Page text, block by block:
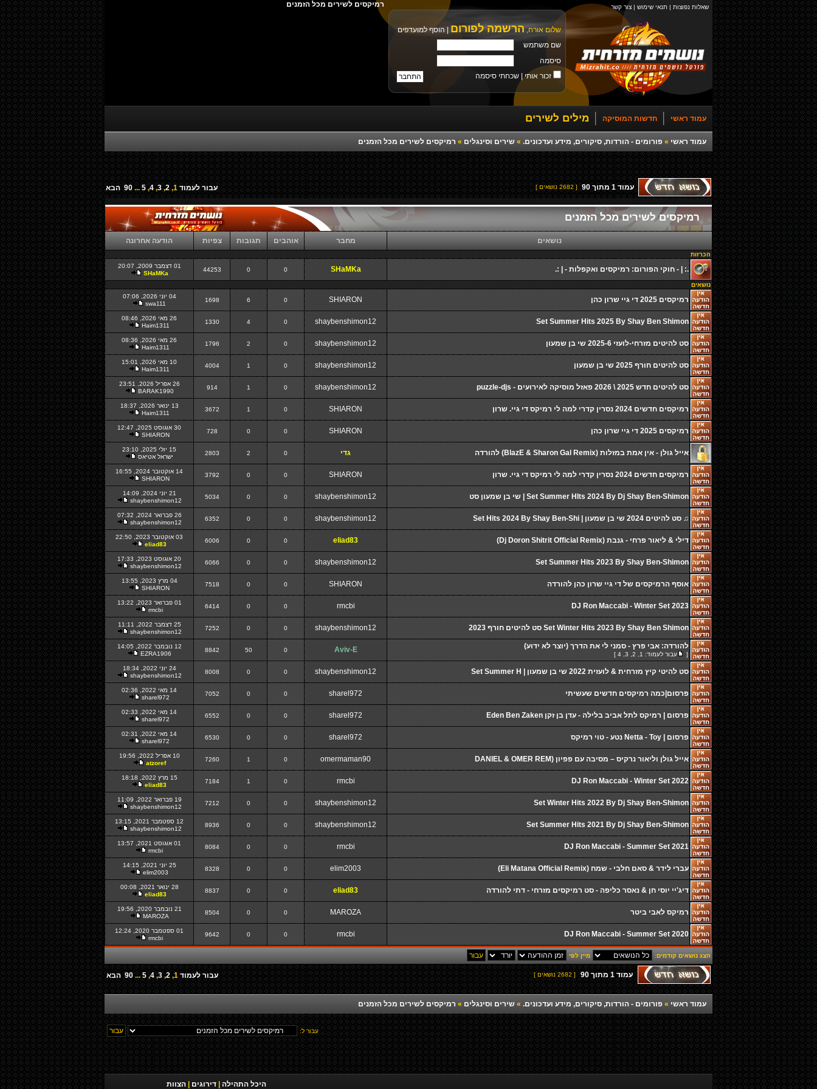
שאלות נפוצות | תנאי שימוש | צור קשר
שלום אורח, הרשמה לפורום
הוסף למועדפים
שם משתמש
סיסמה
זכור אותי |שכחתי סיסמה
רמיקסים לשירים מכל הזמנים
עמוד ראשי חדשות המוסיקה מילים לשירים
עמוד ראשי » פורומים - הורדות, סיקורים, מידע ועדכונים. » שירים וסינגלים » רמיקסים לשירים מכל הזמנים
עמוד 1 מתוך 90 [ 2682 נושאים ] עבור לעמוד 1
,
2
,
3
,
4
,
5
...
90 הבא
רמיקסים לשירים מכל הזמנים
נושאים מחבר אוהבים תגובות צפיות הודעה אחרונה
הכרזות
.: | - חוקי הפורום: רמיקסים ואקפלות - | :. SHaMKa
0
0
44253
01 דצמבר 2009, 20:07
SHaMKa
נושאים
רמיקסים 2025 די גיי שרון כהן SHIARON
0
6
1698
04 יוני 2026, 07:06
swa111
Set Summer Hits 2025 By Shay Ben Shimon
shaybenshimon12
0
4
1330
26 מאי 2026, 08:46
Haim1311
סט להיטים מזרחי-לועזי 2025-6 שי בן שמעון shaybenshimon12
0
2
1796
26 מאי 2026, 08:36
Haim1311
סט להיטים חורף 2025 שי בן שמעון shaybenshimon12
0
1
4004
10 מאי 2026, 15:01
Haim1311
סט להיטים חדש 2025 \ 2026 פאזל מוסיקה לאירועים - puzzle-djs shaybenshimon12
0
1
914
26 אפריל 2026, 23:51
BARAK1990
רמיקסים חדשים 2024 נסרין קדרי למה לי רמיקס די גיי. שרון SHIARON
0
1
3672
13 ינואר 2026, 18:37
Haim1311
רמיקסים 2025 די גיי שרון כהן SHIARON
0
0
728
30 אוגוסט 2025, 12:47
SHIARON
אייל גולן - אין אמת במזלות (BlazE & Sharon Gal Remix) להורדה גדי 0
2
2803
15 יולי 2025, 23:10
ישראל אטיאס
רמיקסים חדשים 2024 נסרין קדרי למה לי רמיקס די גיי. שרון SHIARON
0
0
3792
14 אוקטובר 2024, 16:55
SHIARON
Set Summer HIts 2024 By Dj Shay Ben-Shimon | שי בן שמעון סט shaybenshimon12
0
0
5034
21 יוני 2024, 14:09
shaybenshimon12
♫ סט להיטים 2024 שי בן שמעון | Set Hits 2024 By Shay Ben-Shi shaybenshimon12
0
0
6352
26 פברואר 2024, 07:32
shaybenshimon12
דילי & ליאור פרחי - גנבת (Dj Doron Shitrit Official Remix) eliad83
0
0
6006
03 אוקטובר 2023, 22:50
eliad83
Set Summer Hits 2023 By Shay Ben-Shimon
shaybenshimon12
0
0
6066
20 אוגוסט 2023, 17:33
shaybenshimon12
אוסף הרמיקסים של די גיי שרון כהן להורדה SHIARON
0
0
7518
04 מרץ 2023, 13:55
SHIARON
DJ Ron Maccabi - Winter Set 2023
rmcbi
0
0
6414
01 פברואר 2023, 13:22
rmcbi
Set Winter Hits 2023 By Shay Ben Shimon סט להיטים חורף 2023 shaybenshimon12
0
0
7252
25 דצמבר 2022, 11:11
shaybenshimon12
להורדה: אבי פרץ - סמני לי את הדרך (יוצר לא ידוע)
[ עבור לעמוד: 1
2
3
4
]
Aviv-E
0
50
8842
12 נובמבר 2022, 14:05
EZRA1906
סט להיטי קיץ מזרחית & לועזית 2022 שי בן שמעון | Set Summer H shaybenshimon12
0
0
8008
24 יוני 2022, 18:34
shaybenshimon12
פרסום|כמה רמיקסים חדשים שעשיתי sharel972
0
0
7052
14 מאי 2022, 02:36
sharel972
פרסום | רמיקס לתל אביב בלילה - עדן בן זקן Eden Ben Zaken sharel972
0
0
6552
14 מאי 2022, 02:33
sharel972
פרסום | Netta - Toy נטע - טוי רמיקס sharel972
0
0
6530
14 מאי 2022, 02:31
sharel972
‏‏אייל גולן וליאור נרקיס – מסיבה עם פפיון (DANIEL & OMER REM omermaman90
0
1
7260
10 אפריל 2022, 19:56
atzoref
DJ Ron Maccabi - Winter Set 2022
rmcbi
0
1
7184
15 מרץ 2022, 18:18
eliad83
Set Winter Hits 2022 By Dj Shay Ben-Shimon
shaybenshimon12
0
0
7212
19 פברואר 2022, 11:09
shaybenshimon12
Set Summer Hits 2021 By Dj Shay Ben-Shimon
shaybenshimon12
0
0
8936
12 ספטמבר 2021, 13:15
shaybenshimon12
DJ Ron Maccabi - Summer Set 2021
rmcbi
0
0
8084
01 אוגוסט 2021, 13:57
rmcbi
עברי לידר & סאם חלבי - שמח (Eli Matana Official Remix) elim2003
0
0
8328
25 יוני 2021, 14:15
elim2003
דיג'יי יוסי חן & נאסר כליפה - סט רמיקסים מזרחי - דתי להורדה eliad83
0
0
8837
28 ינואר 2021, 00:08
eliad83
רמיקס לאבי ביטר MAROZA
0
0
8504
21 נובמבר 2020, 19:56
MAROZA
DJ Ron Maccabi - Summer Set 2020
rmcbi
0
0
9642
01 ספטמבר 2020, 12:24
rmcbi
הצג נושאים קודמים: מיין לפי
עמוד 1 מתוך 90 [ 2682 נושאים ] עבור לעמוד 1
,
2
,
3
,
4
,
5
...
90 הבא
עמוד ראשי » פורומים - הורדות, סיקורים, מידע ועדכונים. » שירים וסינגלים » רמיקסים לשירים מכל הזמנים
עבור ל:
היכל התהילה דירוגים הצוות